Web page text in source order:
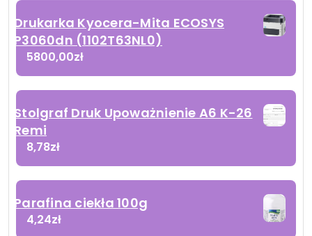
Drukarka Kyocera-Mita ECOSYS
P3060dn (1102T63NL0)
5800,00zł
Stolgraf Druk Upoważnienie A6 K-26
Remi
8,78zł
Parafina ciekła 100g
4,24zł